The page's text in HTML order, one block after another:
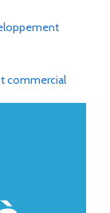
commercial